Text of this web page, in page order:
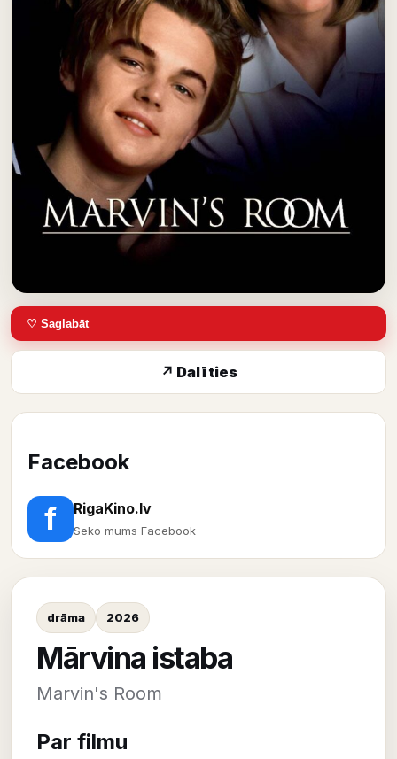
♡ Saglabāt
↗ Dalīties
Facebook
f RigaKino.lv
Seko mums Facebook
drāma 2026
Mārvina istaba
Marvin's Room
Par filmu